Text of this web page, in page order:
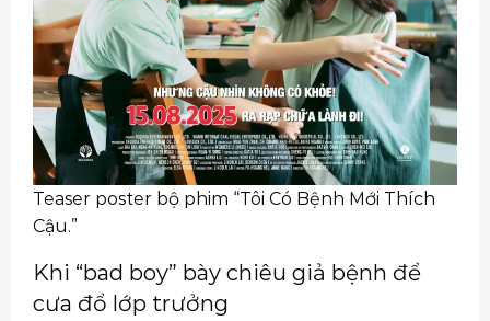
Teaser poster bộ phim “Tôi Có Bệnh Mới Thích
Cậu.”
Khi “bad boy” bày chiêu giả bệnh để
cưa đổ lớp trưởng